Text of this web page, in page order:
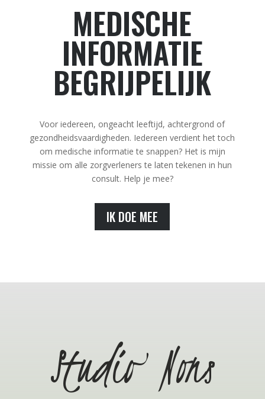
MEDISCHE
INFORMATIE
BEGRIJPELIJK
Voor iedereen, ongeacht leeftijd, achtergrond of
gezondheidsvaardigheden. Iedereen verdient het toch
om medische informatie te snappen? Het is mijn
missie om alle zorgverleners te laten tekenen in hun
consult. Help je mee?
IK DOE MEE
Studio Nons